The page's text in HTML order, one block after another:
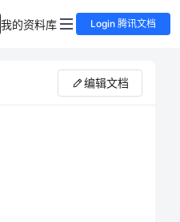
我的资料库 Login 腾讯文档
编辑文档